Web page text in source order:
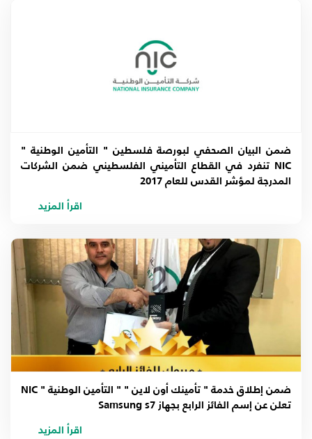
ضمن البيان الصحفي لبورصة فلسطين " التأمين الوطنية "
NIC تنفرد في القطاع التأميني الفلسطيني ضمن الشركات
المدرجة لمؤشر القدس للعام 2017
اقرأ المزيد
ضمن إطلاق خدمة " تأمينك أون لاين " " التأمين الوطنية " NIC
تعلن عن إسم الفائز الرابع بجهاز Samsung s7
اقرأ المزيد